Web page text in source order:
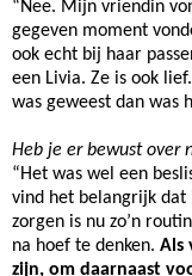
“Nee. Mijn vriendin
gegeven moment
ook echt bij haar
een Livia. Ze is ook
was geweest dan was
Heb je er bewust over
“Het was wel een
vind het belangrijk dat
zorgen is nu zo’n
na hoef te denken. Als
zijn, om daarnaast